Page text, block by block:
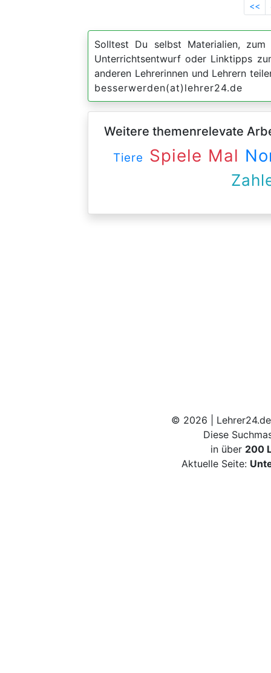
<<
Solltest Du selbst Materialien,
Unterrichtsentwurf oder Linktipps
anderen Lehrerinnen und Lehrern
besserwerden(at)lehrer24.de
Weitere themenrelevate
Tiere Spiele Mal
© 2026 |
Diese
in über 200
Aktuelle Seite: